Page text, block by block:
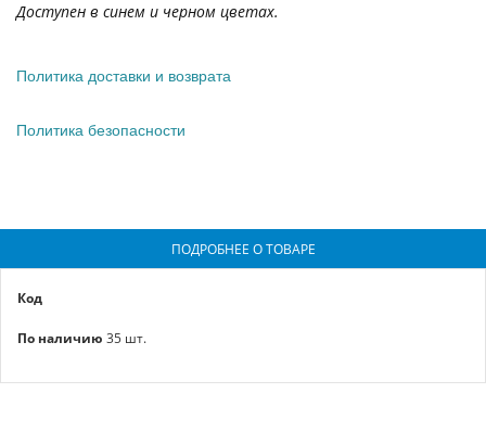
Доступен в синем и черном цветах.
Политика доставки и возврата
Политика безопасности
ПОДРОБНЕЕ О ТОВАРЕ
Код
По наличию 35 шт.